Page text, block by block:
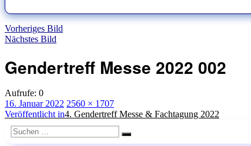
Vorheriges Bild
Nächstes Bild
Gendertreff Messe 2022 002
Aufrufe: 0
Veröffentlicht
am
16. Januar 2022 Originalgröße
2560 × 1707
Beitragsnavigation
Veröffentlicht in4. Gendertreff Messe & Fachtagung 2022
Suchen
nach:
Suchen